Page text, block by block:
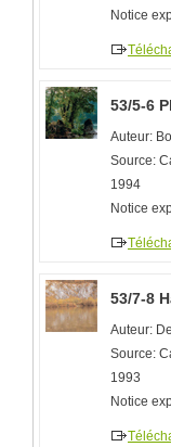
Notice
53/5-6
Auteur:
Source:
1994
Notice
53/7-8
Auteur:
Source:
1993
Notice